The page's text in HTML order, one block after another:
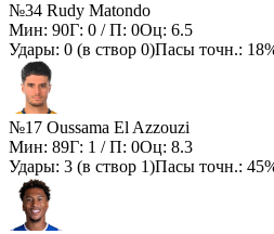
№34 Rudy Matondo
Мин: 90Г: 0 / П: 0Оц: 6.5
Удары: 0 (в створ 0)Пасы точн.:
№17 Oussama El Azzouzi
Мин: 89Г: 1 / П: 0Оц: 8.3
Удары: 3 (в створ 1)Пасы точн.: